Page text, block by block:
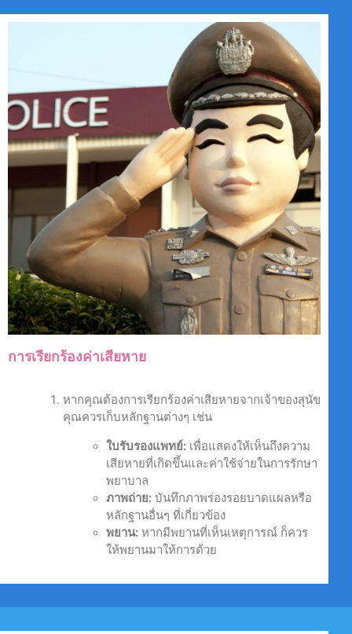
การเรียกร้องค่าเสียหาย
หากคุณต้องการเรียกร้องค่าเสียหายจากเจ้าของสุนัข
คุณควรเก็บหลักฐานต่างๆ เช่น
ใบรับรองแพทย์: เพื่อแสดงให้เห็นถึงความ
เสียหายที่เกิดขึ้นและค่าใช้จ่ายในการรักษา
พยาบาล
ภาพถ่าย: บันทึกภาพร่องรอยบาดแผลหรือ
หลักฐานอื่นๆ ที่เกี่ยวข้อง
พยาน: หากมีพยานที่เห็นเหตุการณ์ ก็ควร
ให้พยานมาให้การด้วย